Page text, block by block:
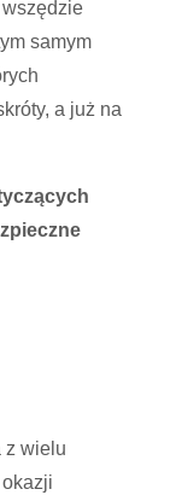
wszędzie
samym
a już na
z wielu